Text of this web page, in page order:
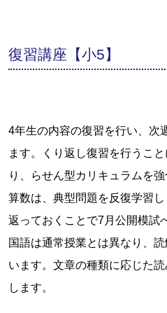
復習講座【小5】
4年生の内容の復習を行い、次
ます。くり返し復習を行うこ
り、らせん型カリキュラムを強
算数は、典型問題を反復学習
返っておくことで7月公開模試
国語は通常授業とは異なり、
います。文章の種類に応じた
します。